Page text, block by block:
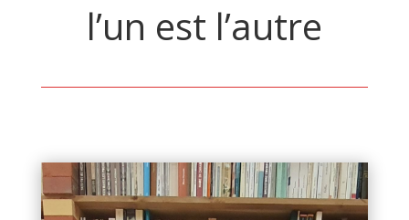
l’un est l’autre